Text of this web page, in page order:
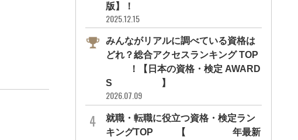
版】！
2025.12.15
みんながリアルに調べている資格は
どれ？総合アクセスランキング TOP
10！【日本の資格・検定 AWARD
S 2026】
2026.07.09
就職・転職に役立つ資格・検定ラン
キングTOP30【2026年最新